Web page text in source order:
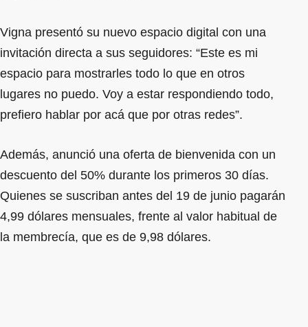
Vigna presentó su nuevo espacio digital con una
invitación directa a sus seguidores: “Este es mi
espacio para mostrarles todo lo que en otros
lugares no puedo. Voy a estar respondiendo todo,
prefiero hablar por acá que por otras redes”.
Además, anunció una oferta de bienvenida con un
descuento del 50% durante los primeros 30 días.
Quienes se suscriban antes del 19 de junio pagarán
4,99 dólares mensuales, frente al valor habitual de
la membrecía, que es de 9,98 dólares.